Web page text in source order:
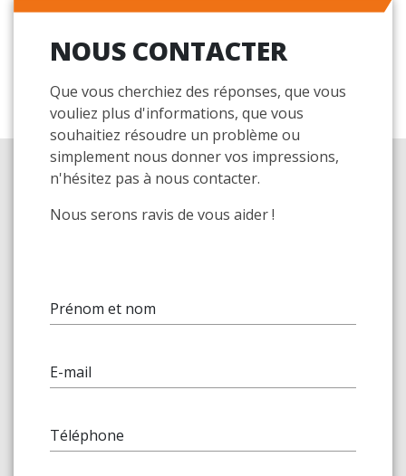
NOUS CONTACTER
Que vous cherchiez des réponses, que vous
vouliez plus d'informations, que vous
souhaitiez résoudre un problème ou
simplement nous donner vos impressions,
n'hésitez pas à nous contacter.
Nous serons ravis de vous aider !
Prénom et nom
E-mail
Téléphone